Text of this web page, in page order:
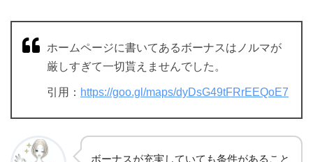
ホームページに書いてあるボーナスはノルマが
厳しすぎて一切貰えませんでした。
引用： https://goo.gl/maps/dyDsG49tFRrEEQoE7
ボーナスが充実していても条件があること